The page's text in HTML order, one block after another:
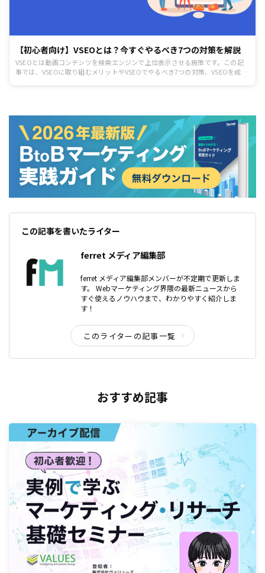
【初心者向け】VSEOとは？今すぐやるべき7つの対策を解説
VSEOとは動画コンテンツを検索エンジンで上位表示させる施策です。この記
事では、VSEOに取り組むメリットやVSEOでやるべき7つの対策、VSEOを成功
この記事を書いたライター
ferret メディア編集部
ferret メディア編集部メンバーが不定期で更新しま
す。 Webマーケティング界隈の最新ニュースから
すぐ使えるノウハウまで、わかりやすく紹介しま
す！
このライターの記事一覧
おすすめ記事